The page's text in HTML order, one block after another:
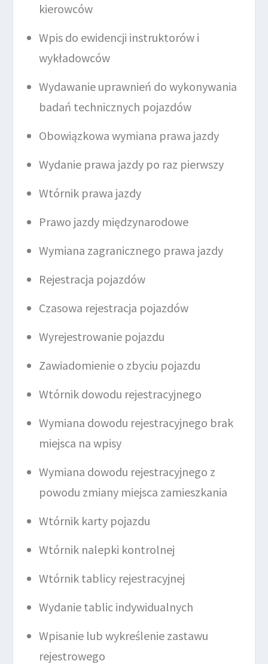
kierowców
Wpis do ewidencji instruktorów i
wykładowców
Wydawanie uprawnień do wykonywania
badań technicznych pojazdów
Obowiązkowa wymiana prawa jazdy
Wydanie prawa jazdy po raz pierwszy
Wtórnik prawa jazdy
Prawo jazdy międzynarodowe
Wymiana zagranicznego prawa jazdy
Rejestracja pojazdów
Czasowa rejestracja pojazdów
Wyrejestrowanie pojazdu
Zawiadomienie o zbyciu pojazdu
Wtórnik dowodu rejestracyjnego
Wymiana dowodu rejestracyjnego brak
miejsca na wpisy
Wymiana dowodu rejestracyjnego z
powodu zmiany miejsca zamieszkania
Wtórnik karty pojazdu
Wtórnik nalepki kontrolnej
Wtórnik tablicy rejestracyjnej
Wydanie tablic indywidualnych
Wpisanie lub wykreślenie zastawu
rejestrowego